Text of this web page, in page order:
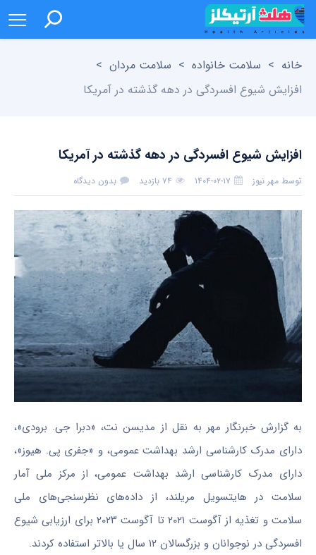
خانه > سلامت خانواده > سلامت مردان >
افزایش شیوع افسردگی در دهه گذشته در آمریکا
افزایش شیوع افسردگی در دهه گذشته در آمریکا
توسط مهر نیوز ۱۴۰۴-۰۲-۱۷ ۷۴ بازدید بدون دیدگاه
به گزارش خبرنگار مهر به نقل از مدیسننت، «دبرا جی. برودی»،
دارای مدرک کارشناسی ارشد بهداشت عمومی، و «جفری پی. هیوز»،
دارای مدرک کارشناسی ارشد بهداشت عمومی، از مرکز ملی آمار
سلامت در هایتسویل مریلند، از داده‌های نظرسنجی‌های ملی
سلامت و تغذیه از آگوست ۲۰۲۱ تا آگوست ۲۰۲۳ برای ارزیابی شیوع
افسردگی در نوجوانان و بزرگسالان ۱۲ سال یا بالاتر استفاده کردند.